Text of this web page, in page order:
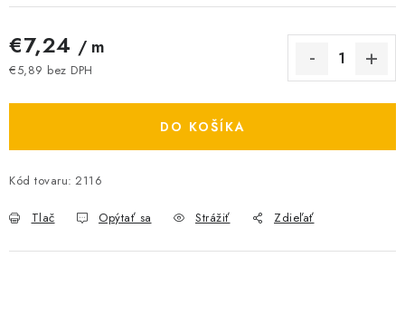
ČINNOSTI
REFERENCIE
ELEKTROMEROVÉ ROZVÁDZAČE
€7,24 / m
€5,89 bez DPH
DO KOŠÍKA
Kód tovaru: 2116
Tlač Opýtať sa Strážiť Zdieľať